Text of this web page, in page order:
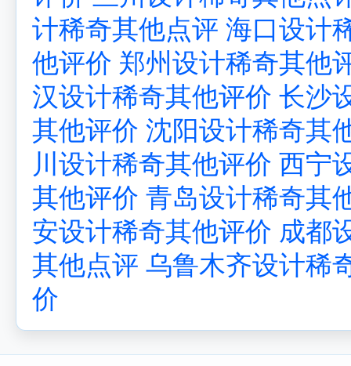
计稀奇其他点评 海口设计
他评价 郑州设计稀奇其他
汉设计稀奇其他评价 长沙
其他评价 沈阳设计稀奇其
川设计稀奇其他评价 西宁
其他评价 青岛设计稀奇其
安设计稀奇其他评价 成都
其他点评 乌鲁木齐设计稀
价